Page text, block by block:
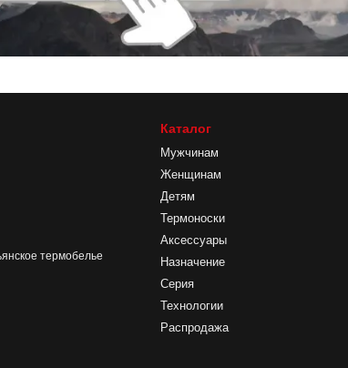
термобелье
Каталог
Мужчинам
Женщинам
Детям
Термоноски
Аксессуары
Назначение
Серия
Технологии
Распродажа